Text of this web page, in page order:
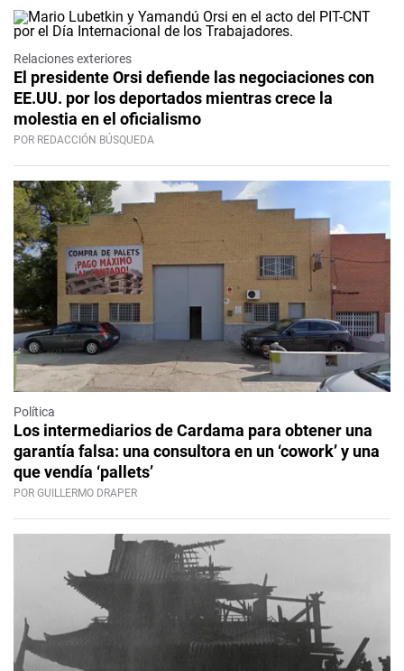
Relaciones exteriores
El presidente Orsi defiende las negociaciones con
EE.UU. por los deportados mientras crece la
molestia en el oficialismo
POR REDACCIÓN BÚSQUEDA
Política
Los intermediarios de Cardama para obtener una
garantía falsa: una consultora en un ‘cowork’ y una
que vendía ‘pallets’
POR GUILLERMO DRAPER